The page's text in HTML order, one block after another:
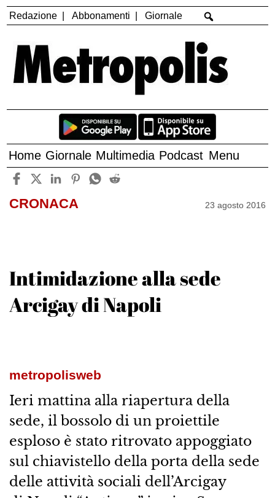
Redazione Abbonamenti Giornale
Home Giornale Multimedia Podcast Menu
CRONACA 23 agosto 2016
Intimidazione alla sede
Arcigay di Napoli
metropolisweb
Ieri mattina alla riapertura della
sede, il bossolo di un proiettile
esploso è stato ritrovato appoggiato
sul chiavistello della porta della sede
delle attività sociali dell’Arcigay